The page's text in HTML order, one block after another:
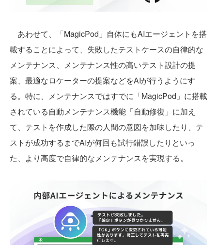
あわせて、「MagicPod」自体にもAIエージェントを搭
載することによって、失敗したテストケースの自律的な
メンテナンス、メンテナンス性の高いテスト設計の提
案、最適なロケーターの提案などをAIが行うようにす
る。特に、メンテナンスではすでに「MagicPod」に搭載
されている自動メンテナンス機能「自動修復」に加え
て、テストを作成した際の人間の意図を加味したり、テ
ストが成功するまでAIが何回も試行錯誤したりといっ
た、より高度で自律的なメンテナンスを実現する。